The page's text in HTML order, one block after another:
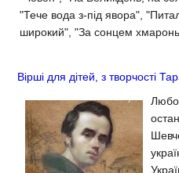
"Тече вода з-під явора",
широкий", "Зa сонцем
Вірші для дітей, з творчості